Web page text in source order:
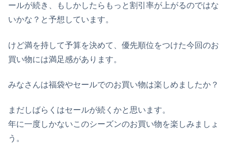
ールが続き、もしかしたらもっと割引率が上がるのではな
いかな？と予想しています。
けど満を持して予算を決めて、優先順位をつけた今回のお
買い物には満足感があります。
みなさんは福袋やセールでのお買い物は楽しめましたか？
まだしばらくはセールが続くかと思います。
年に一度しかないこのシーズンのお買い物を楽しみましょ
う。